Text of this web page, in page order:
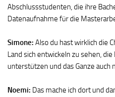
Abschlussstudenten, die ihre
Datenaufnahme für die
Simone: Also du hast wirklich die
Land sich entwickeln zu sehen,
unterstützen und das Ganze auch
Noemi: Das mache ich dort und